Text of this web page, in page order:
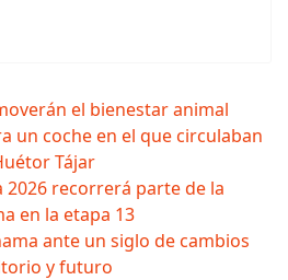
el bienestar animal
un coche en el que circulaban
Tájar
2026 recorrerá parte de la
en la etapa 13
ante un siglo de cambios
y futuro